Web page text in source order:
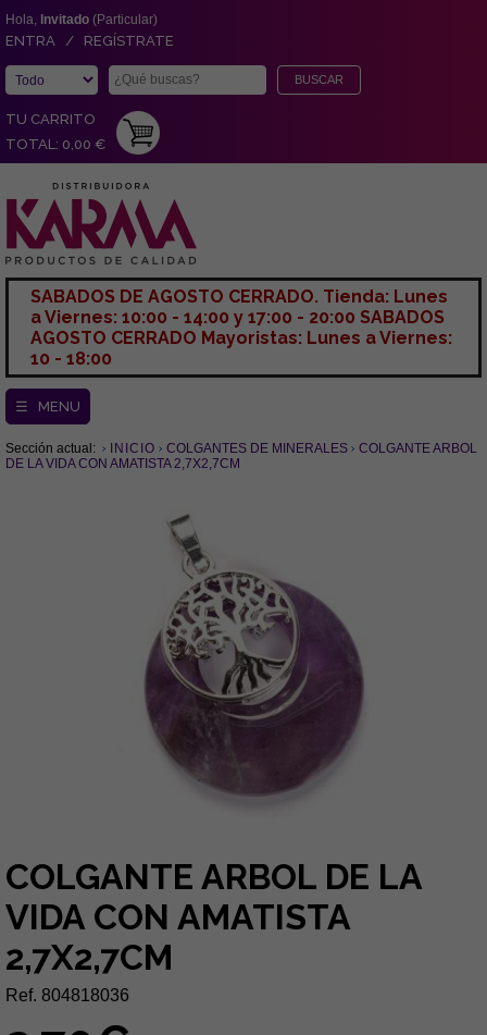
Hola, Invitado (Particular)
ENTRA / REGÍSTRATE
TU CARRITO
TOTAL: 0,00 €
SABADOS DE AGOSTO CERRADO. Tienda: Lunes
a Viernes: 10:00 - 14:00 y 17:00 - 20:00 SABADOS
AGOSTO CERRADO Mayoristas: Lunes a Viernes:
10 - 18:00
☰ MENU
Sección actual: INICIO COLGANTES DE MINERALES
COLGANTE ARBOL
DE LA VIDA CON AMATISTA 2,7X2,7CM
COLGANTE ARBOL DE LA
VIDA CON AMATISTA
2,7X2,7CM
Ref. 804818036